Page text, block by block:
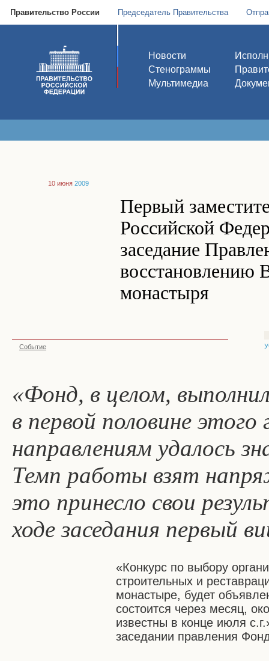
Правительство России Председатель Правительства
Новости
Стенограммы
Мультимедиа
10 июня 2009
Первый
Российской
заседание
восстановлению
монастыря
Событие
«Фонд, в целом,
в первой половине
направлениям удалось
Темп работы взят
это принесло свои
ходе заседания первый
«Конкурс по выбору
строительных и
монастыре, будет
состоится через месяц,
известны в конце июля
заседании правления